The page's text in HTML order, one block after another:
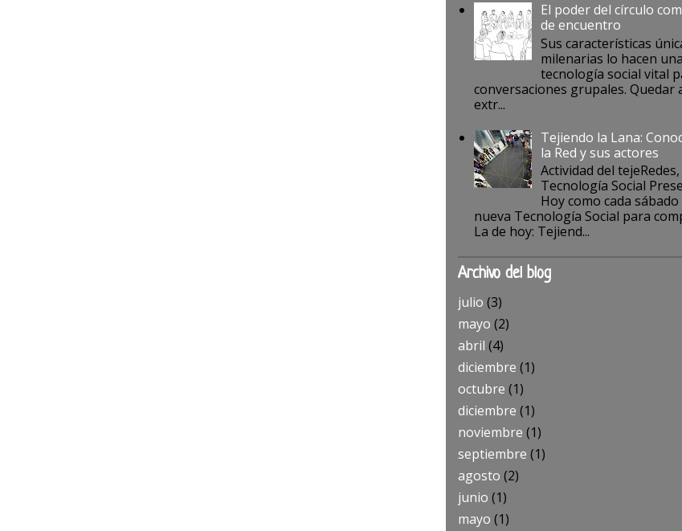
El poder del círculo
de encuentro
Sus características
milenarias lo hacen
tecnología social vital
conversaciones grupales. Quedar
extr...
Tejiendo la Lana:
la Red y sus actores
Actividad del tejeRedes,
Tecnología Social
Hoy como cada
nueva Tecnología Social para
La de hoy: Tejiend...
Archivo del blog
julio (3)
mayo (2)
abril (4)
diciembre (1)
octubre (1)
diciembre (1)
noviembre (1)
septiembre (1)
agosto (2)
junio (1)
mayo (1)